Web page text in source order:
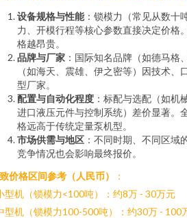
设备规格与性能：锁模力（常见从数十
力、开模行程等核心参数直接决定价格
格越昂贵。
品牌与厂家 ：国际知名品牌（如德马格
（如海天、震雄、伊之密等）因技术
型厂家。
配置与自动化程度 ：标配与选配（如机
进口液压元件与控制系统）差价显著。
格远高于传统定量泵机型。
市场供需与地区 ：不同时期、不同区域
竞争情况也会影响最终报价。
价格区间参考（人民币）
：
型机（锁模力<100吨）：约8万 - 30万元
型机（锁模力100-500吨）：约30万 - 100